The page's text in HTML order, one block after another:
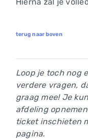
terug naar boven
Loop je toch nog
verdere vragen,
graag mee! Je
afdeling
ticket inschieten
pagina.